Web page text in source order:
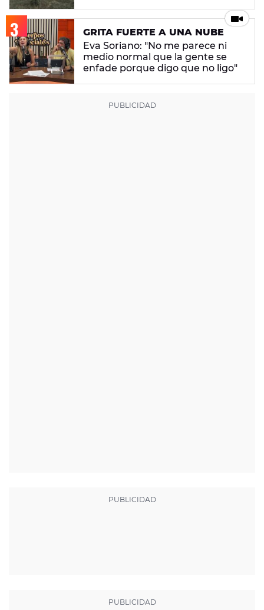
GRITA FUERTE A UNA NUBE
Eva Soriano: "No me parece ni
medio normal que la gente se
enfade porque digo que no ligo"